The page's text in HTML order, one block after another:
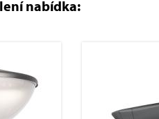
nabídka: